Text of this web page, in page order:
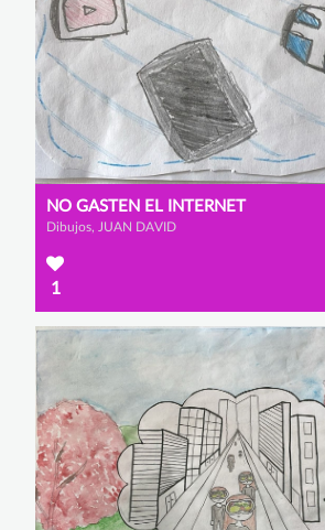
NO GASTEN EL INTERNET
Dibujos, JUAN DAVID
1